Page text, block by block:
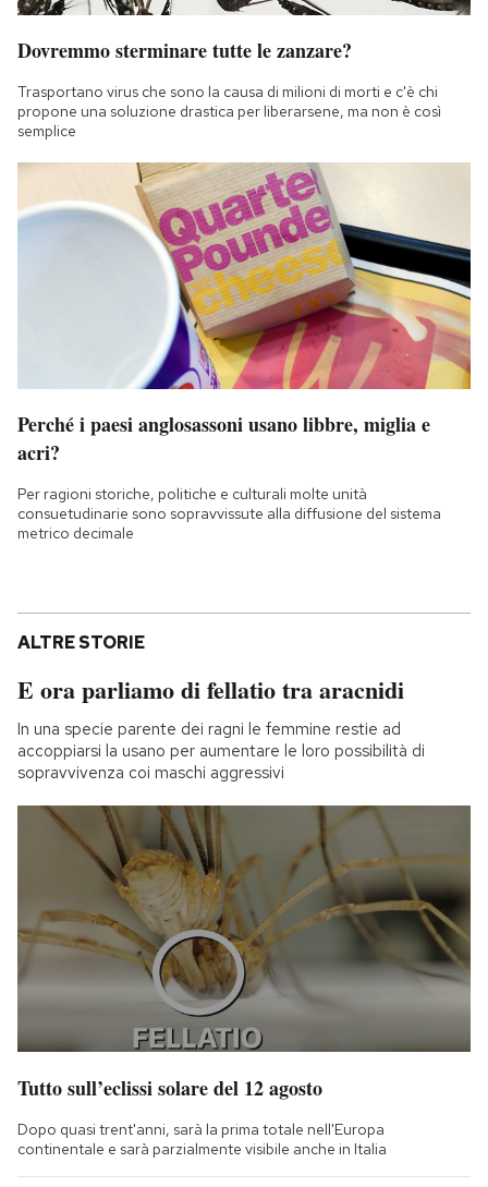
Dovremmo sterminare tutte le zanzare?
Trasportano virus che sono la causa di milioni di morti e c'è chi
propone una soluzione drastica per liberarsene, ma non è così
semplice
Perché i paesi anglosassoni usano libbre, miglia e
acri?
Per ragioni storiche, politiche e culturali molte unità
consuetudinarie sono sopravvissute alla diffusione del sistema
metrico decimale
ALTRE STORIE
E ora parliamo di fellatio tra aracnidi
In una specie parente dei ragni le femmine restie ad
accoppiarsi la usano per aumentare le loro possibilità di
sopravvivenza coi maschi aggressivi
Tutto sull’eclissi solare del 12 agosto
Dopo quasi trent'anni, sarà la prima totale nell'Europa
continentale e sarà parzialmente visibile anche in Italia